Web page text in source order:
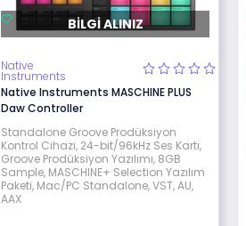
BILGI ALINIZ
Native
Instruments
Native Instruments MASCHINE PLUS
Daw Controller
Standalone Groove Prodüksiyon
Kontrol Cihazı, 24-bit/96kHz Ses Kartı,
Groove Prodüksiyon Yazılımı, 8GB
Sample, MASCHINE+ Selection Yazılım
Paketi, Mac/PC Standalone, VST, AU,
AAX